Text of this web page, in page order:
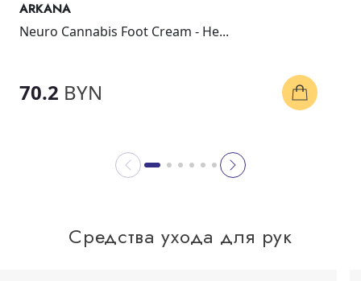
ARKANA
Neuro Cannabis Foot Cream - Не...
70.2 BYN
Средства ухода для рук